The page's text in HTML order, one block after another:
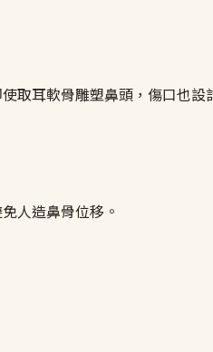
取耳軟骨雕塑鼻頭，傷口也
人造鼻骨位移。